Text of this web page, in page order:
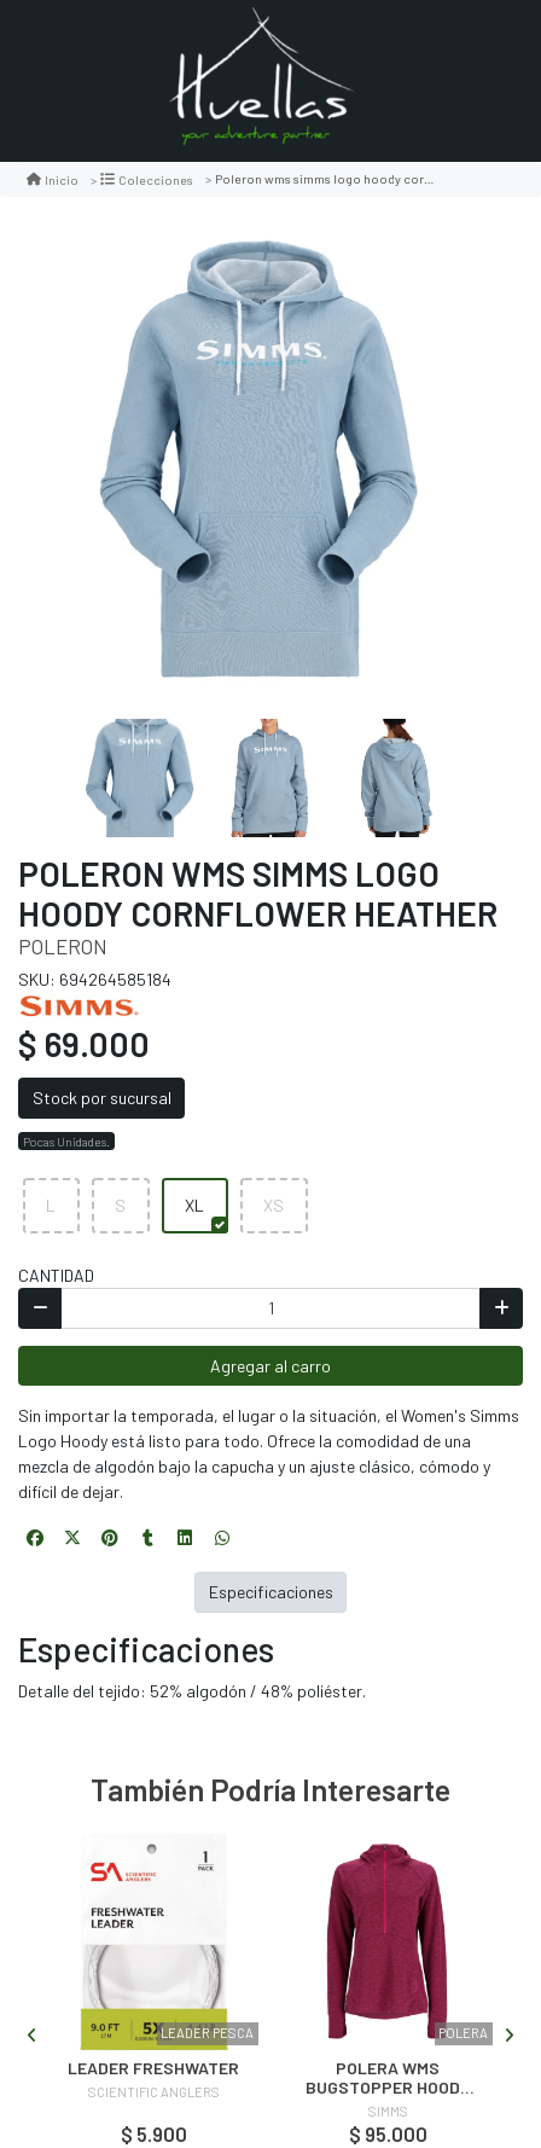
Inicio Colecciones Poleron wms simms logo hoody cornflower heather
POLERON WMS SIMMS LOGO
HOODY CORNFLOWER HEATHER
POLERON
SKU: 694264585184
$ 69.000
Stock por sucursal
Pocas Unidades.
L S XL XS
CANTIDAD
Agregar al carro
Sin importar la temporada, el lugar o la situación, el Women's Simms
Logo Hoody está listo para todo. Ofrece la comodidad de una
mezcla de algodón bajo la capucha y un ajuste clásico, cómodo y
difícil de dejar.
Especificaciones
Detalle del tejido: 52% algodón / 48% poliéster.
Especificaciones
También Podría Interesarte
LEADER PESCA
LEADER FRESHWATER
SCIENTIFIC ANGLERS
$ 5.900
POLERA
POLERA WMS
BUGSTOPPER HOODY
FUCHSIA HEATHER
SIMMS
$ 95.000